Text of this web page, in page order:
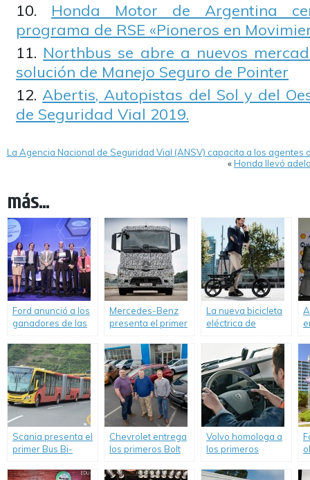
Honda Motor de Argentina
programa de RSE «Pioneros en
Northbus se abre a nuevos
solución de Manejo Seguro de Pointer
Abertis, Autopistas del Sol y del
de Seguridad Vial 2019.
La Agencia Nacional de Seguridad Vial (ANSV) capacita a los agentes
«Honda llevó
más...
Ford anunció a los
ganadores de las
de Innovación en
Movilidad.
Mercedes-Benz
presenta el primer
eléctrico.
La nueva bicicleta
eléctrica de
es plegable
Scania presenta el
primer Bus Bi-
mundo impulsado a
Chevrolet entrega
los primeros Bolt
Unidos.
Volvo homologa a
los primeros
Programa